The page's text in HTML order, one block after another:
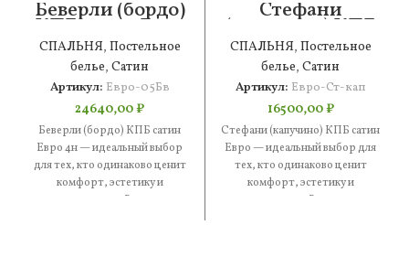
Беверли (бордо)
КПБ сатин Евро
4н
СПАЛЬНЯ, Постельное
белье, Сатин
Артикул: Евро-05Бв
24640,00₽
Беверли (бордо) КПБ сатин
Евро 4н — идеальный выбор
для тех, кто одинаково ценит
комфорт, эстетику и
практичность. В составе
Стефани
(капучино) КПБ
сатин Евро
СПАЛЬНЯ, Постельное
белье, Сатин
Артикул: Евро-Ст-кап
16500,00₽
Стефани (капучино) КПБ сатин
Евро — идеальный выбор для
тех, кто одинаково ценит
комфорт, эстетику и
практичность. В составе —